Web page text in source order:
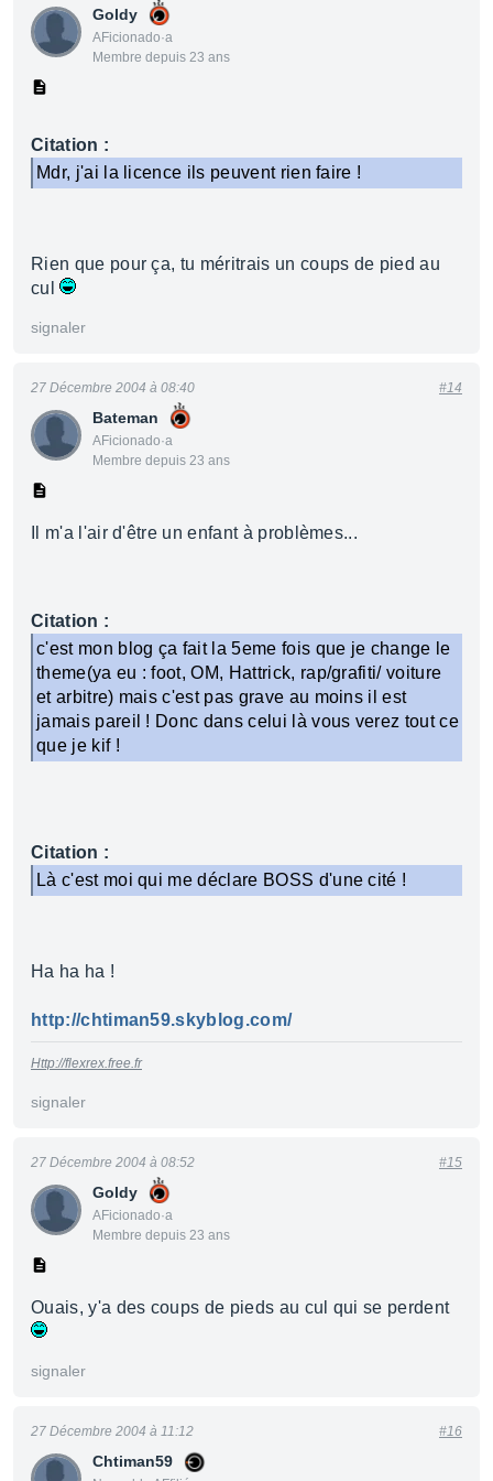
Goldy
AFicionado·a
Membre depuis 23 ans
Citation :
Mdr, j'ai la licence ils peuvent rien faire !
Rien que pour ça, tu méritrais un coups de pied au
cul
signaler
Bateman
AFicionado·a
Membre depuis 23 ans
27 Décembre 2004 à 08:40 #14
Il m'a l'air d'être un enfant à problèmes...
Citation :
c'est mon blog ça fait la 5eme fois que je change le
theme(ya eu : foot, OM, Hattrick, rap/grafiti/ voiture
et arbitre) mais c'est pas grave au moins il est
jamais pareil ! Donc dans celui là vous verez tout ce
que je kif !
Citation :
Là c'est moi qui me déclare BOSS d'une cité !
Ha ha ha !
http://chtiman59.skyblog.com/
Http://flexrex.free.fr
signaler
Goldy
AFicionado·a
Membre depuis 23 ans
27 Décembre 2004 à 08:52 #15
Ouais, y'a des coups de pieds au cul qui se perdent
signaler
Chtiman59
27 Décembre 2004 à 11:12 #16